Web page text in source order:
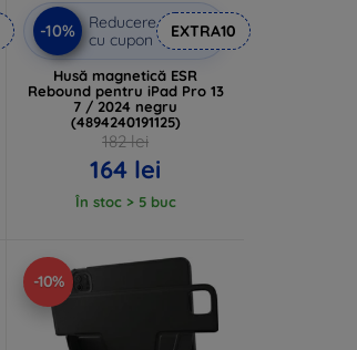
-10%
Reducere
cu cupon
EXTRA10
Husă magnetică ESR
Rebound pentru iPad Pro 13
7 / 2024 negru
(4894240191125)
182 lei
164 lei
În stoc > 5 buc
-10%